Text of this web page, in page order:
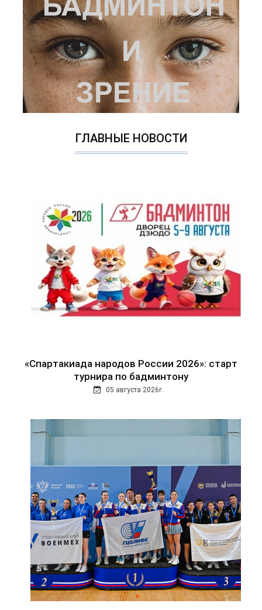
ГЛАВНЫЕ НОВОСТИ
«Спартакиада народов России 2026»: старт
турнира по бадминтону
05 августа 2026г.